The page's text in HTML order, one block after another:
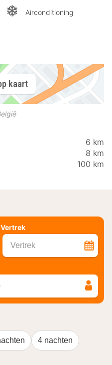
Airconditioning
kaart
6 km
8 km
100 km
Vertrek
Vertrek
4 nachten